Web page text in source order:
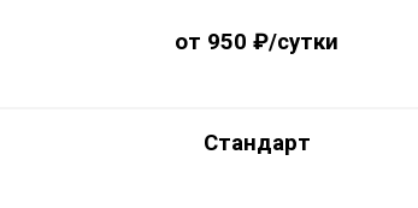
от 950 ₽/сутки
Стандарт